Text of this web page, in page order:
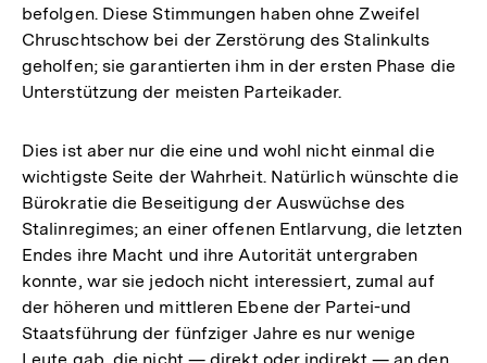
befolgen. Diese Stimmungen haben ohne Zweifel
Chruschtschow bei der Zerstörung des Stalinkults
geholfen; sie garantierten ihm in der ersten Phase die
Unterstützung der meisten Parteikader.
Dies ist aber nur die eine und wohl nicht einmal die
wichtigste Seite der Wahrheit. Natürlich wünschte die
Bürokratie die Beseitigung der Auswüchse des
Stalinregimes; an einer offenen Entlarvung, die letzten
Endes ihre Macht und ihre Autorität untergraben
konnte, war sie jedoch nicht interessiert, zumal auf
der höheren und mittleren Ebene der Partei-und
Staatsführung der fünfziger Jahre es nur wenige
Leute gab, die nicht — direkt oder indirekt — an den